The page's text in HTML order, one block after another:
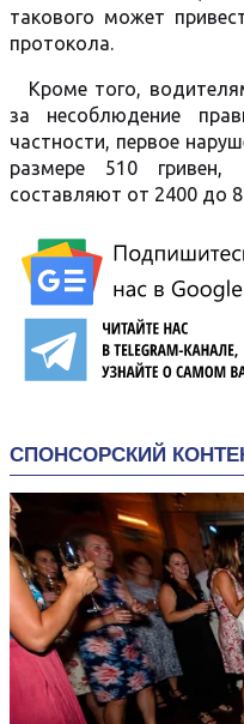
такового может
протокола.
Кроме того,
за несоблюдение
частности, первое
размере 510
составляют от 2400 до